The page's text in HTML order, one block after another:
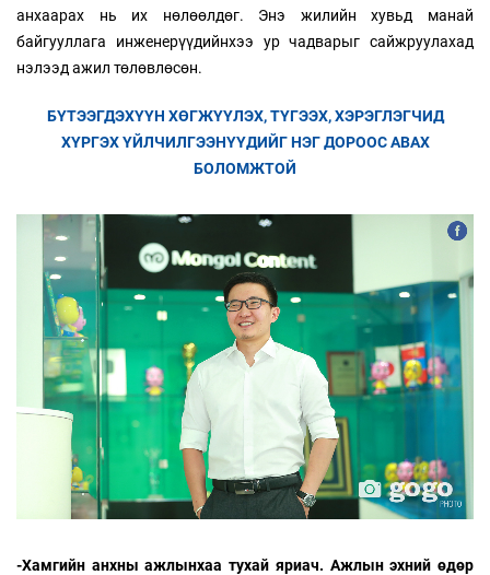
анхаарах нь их нөлөөлдөг. Энэ жилийн хувьд манай
байгууллага инженерүүдийнхээ ур чадварыг сайжруулахад
нэлээд ажил төлөвлөсөн.
БҮТЭЭГДЭХҮҮН ХӨГЖҮҮЛЭХ, ТҮГЭЭХ, ХЭРЭГЛЭГЧИД
ХҮРГЭХ ҮЙЛЧИЛГЭЭНҮҮДИЙГ НЭГ ДОРООС АВАХ
БОЛОМЖТОЙ
-Хамгийн анхны ажлынхаа тухай яриач. Ажлын эхний өдөр